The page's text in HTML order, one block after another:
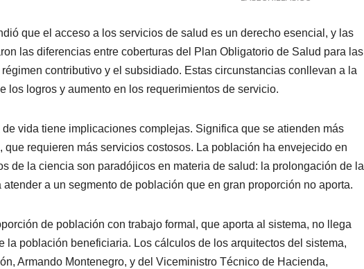
que el acceso a los servicios de salud es un derecho esencial, y las
las diferencias entre coberturas del Plan Obligatorio de Salud para las
contributivo y el subsidiado. Estas circunstancias conllevan a la
los logros y aumento en los requerimientos de servicio.
vida tiene implicaciones complejas. Significa que se atienden más
que requieren más servicios costosos. La población ha envejecido en
de la ciencia son paradójicos en materia de salud: la prolongación de la
a un segmento de población que en gran proporción no aporta.
de población con trabajo formal, que aporta al sistema, no llega
la población beneficiaria. Los cálculos de los arquitectos del sistema,
Armando Montenegro, y del Viceministro Técnico de Hacienda,